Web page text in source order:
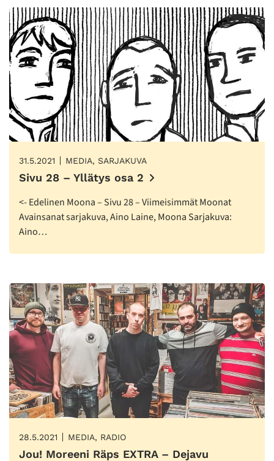
31.5.2021 MEDIA, SARJAKUVA
Sivu 28 – Yllätys osa 2
<- Edelinen Moona – Sivu 28 – Viimeisimmät Moonat
Avainsanat sarjakuva, Aino Laine, Moona Sarjakuva:
Aino…
28.5.2021 MEDIA, RADIO
Jou! Moreeni Räps EXTRA – Dejavu